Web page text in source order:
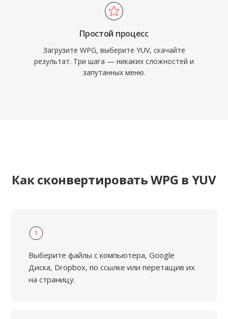
Простой процесс
Загрузите WPG, выберите YUV, скачайте
результат. Три шага — никаких сложностей и
запутанных меню.
Как сконвертировать WPG в YUV
1
Выберите файлы с компьютера, Google
Диска, Dropbox, по ссылке или перетащив их
на страницу.